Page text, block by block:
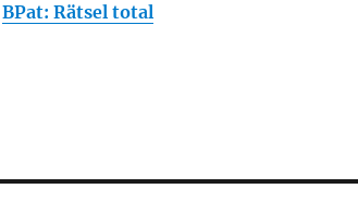
BPat: Rätsel total